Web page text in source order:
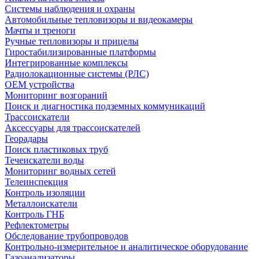
Системы наблюдения и охраны
Автомобильные тепловизоры и видеокамеры
Мачты и треноги
Ручные тепловизоры и прицелы
Гиростабилизированные платформы
Интегрированные комплексы
Радиолокационные системы (РЛС)
OEM устройства
Мониторинг возгораний
Поиск и диагностика подземных коммуникаций
Трассоискатели
Аксессуары для трассоискателей
Георадары
Поиск пластиковых труб
Течеискатели воды
Мониторинг водных сетей
Телеинспекция
Контроль изоляции
Металлоискатели
Контроль ГНБ
Рефлектометры
Обследование трубопроводов
Контрольно-измерительное и аналитическое оборудование